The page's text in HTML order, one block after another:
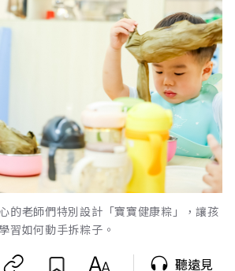
的老師們特別設計「寶寶健康粽」，讓孩
習如何動手拆粽子。
聽遠見